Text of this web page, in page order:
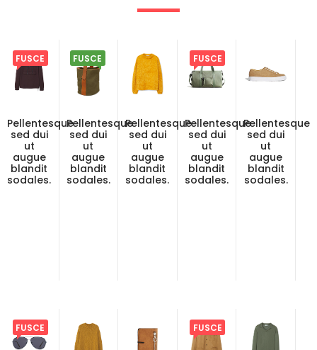
FUSCE
Pellentesque
sed dui
ut
augue
blandit
sodales.
FUSCE
Pellentesque
sed dui
ut
augue
blandit
sodales.
Pellentesque
sed dui
ut
augue
blandit
sodales.
FUSCE
Pellentesque
sed dui
ut
augue
blandit
sodales.
Pellentesque
sed dui
ut
augue
blandit
sodales.
FUSCE FUSCE